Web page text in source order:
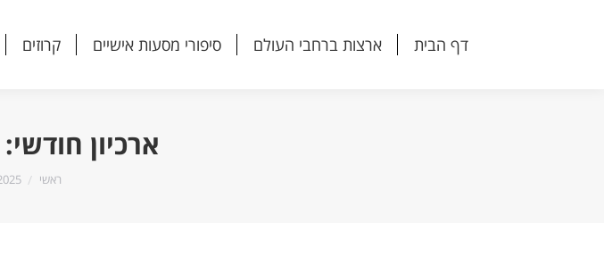
דף הבית ארצות ברחבי העולם סיפורי מסעות אישיים קרוזים
ארכיון
הנך נמצא
ראשי